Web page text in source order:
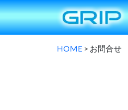
HOME > お問合せ